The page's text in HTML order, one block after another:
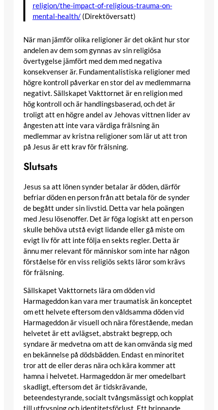
religion/the-impact-of-religious-trauma-on-
mental-health/(Direktöversatt)
När man jämför olika religioner är det okänt hur stor
andelen av dem som gynnas av sin religiösa
övertygelse jämfört med dem med negativa
konsekvenser är. Fundamentalistiska religioner med
högre kontroll påverkar en stor del av medlemmarna
negativt. Sällskapet Vakttornet är en religion med
hög kontroll och är handlingsbaserad, och det är
troligt att en högre andel av Jehovas vittnen lider av
ångesten att inte vara värdiga frälsning än
medlemmar av kristna religioner som lär ut att tron
på Jesus är ett krav för frälsning.
Slutsats
Jesus sa att lönen synder betalar är döden, därför
befriar döden en person från att betala för de synder
de begått under sin livstid. Detta var hela poängen
med Jesu lösenoffer. Det är föga logiskt att en person
skulle behöva utstå evigt lidande eller gå miste om
evigt liv för att inte följa en sekts regler. Detta är
ännu mer relevant för människor som inte har någon
förståelse för en viss religiös sekts läror som krävs
för frälsning.
Sällskapet Vakttornets lära om döden vid
Harmageddon kan vara mer traumatisk än konceptet
om ett helvete eftersom den våldsamma döden vid
Harmageddon är visuell och nära förestående, medan
helvetet är ett avlägset, abstrakt begrepp, och
syndare är medvetna om att de kan omvända sig med
en bekännelse på dödsbädden. Endast en minoritet
tror att de eller deras nära och kära kommer att
hamna i helvetet. Harmageddon är mer omedelbart
skadligt, eftersom det är tidskrävande,
beteendestyrande, socialt tvångsmässigt och kopplat
till utfrysning och identitetsförlust. Ett brinnande